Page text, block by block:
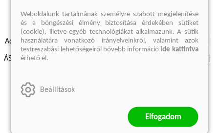
Adatvédelmi szabályzatok Elállási felmondási nyilatkozat
ÁSZF - Vásárlási feltételek
Szállítási információk
Weboldalunk tartalmának személyre szabott megjelenítése
és a böngészési élmény biztosítása érdekében sütiket
(cookie), illetve egyéb technológiákat alkalmazunk. A sütik
használatára vonatkozó irányelveinkről, valamint azok
testreszabási lehetőségeiről bővebb információide kattintva
érhető el.
Beállítások
Elfogadom